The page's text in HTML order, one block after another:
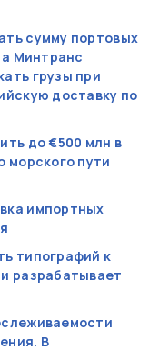
сумму портовых
а Минтранс
грузы при
доставку по
до €500 млн в
морского пути
импортных
типографий к
разрабатывает
В